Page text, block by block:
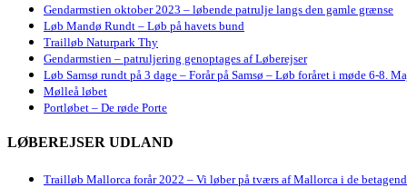
Gendarmstien oktober 2023 – løbende patrulje langs den gamle grænse
Løb Mandø Rundt – Løb på havets bund
Trailløb Naturpark Thy
Gendarmstien – patruljering genoptages af Løberejser
Løb Samsø rundt på 3 dage – Forår på Samsø – Løb foråret i møde 6-8.
Mølleå løbet
Portløbet – De røde Porte
LØBEREJSER UDLAND
Trailløb Mallorca forår 2022 – Vi løber på tværs af Mallorca i de